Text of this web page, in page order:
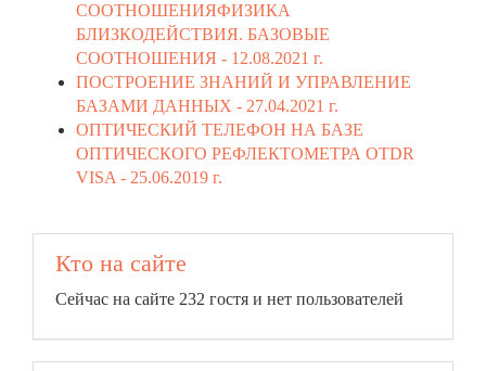
СООТНОШЕНИЯФИЗИКА
БЛИЗКОДЕЙСТВИЯ. БАЗОВЫЕ
СООТНОШЕНИЯ - 12.08.2021 г.
ПОСТРОЕНИЕ ЗНАНИЙ И УПРАВЛЕНИЕ
БАЗАМИ ДАННЫХ - 27.04.2021 г.
ОПТИЧЕСКИЙ ТЕЛЕФОН НА БАЗЕ
ОПТИЧЕСКОГО РЕФЛЕКТОМЕТРА OTDR
VISA - 25.06.2019 г.
Кто на сайте
Сейчас на сайте 232 гостя и нет пользователей